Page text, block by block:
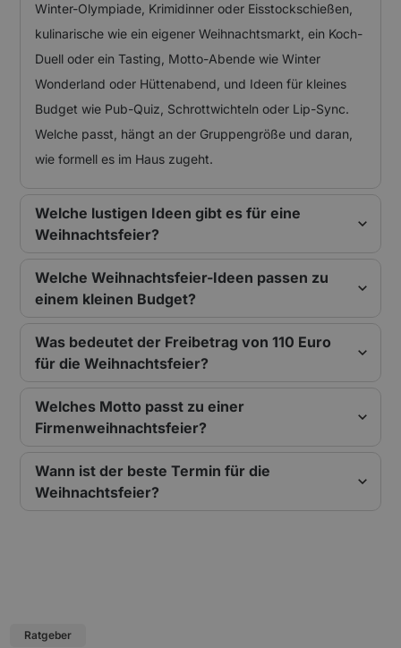
Winter-Olympiade, Krimidinner oder Eisstockschießen,
kulinarische wie ein eigener Weihnachtsmarkt, ein Koch-
Duell oder ein Tasting, Motto-Abende wie Winter
Wonderland oder Hüttenabend, und Ideen für kleines
Budget wie Pub-Quiz, Schrottwichteln oder Lip-Sync.
Welche passt, hängt an der Gruppengröße und daran,
wie formell es im Haus zugeht.
Welche lustigen Ideen gibt es für eine
Weihnachtsfeier?
Welche Weihnachtsfeier-Ideen passen zu
einem kleinen Budget?
Was bedeutet der Freibetrag von 110 Euro
für die Weihnachtsfeier?
Welches Motto passt zu einer
Firmenweihnachtsfeier?
Wann ist der beste Termin für die
Weihnachtsfeier?
Ratgeber